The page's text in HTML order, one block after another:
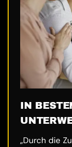
IN
„Durch die